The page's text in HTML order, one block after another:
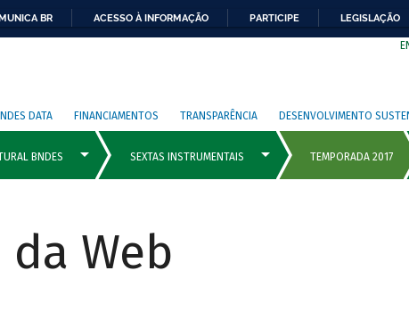
BR ACESSO À INFORMAÇÃO PARTICIPE LEGISLAÇÃO
DATA FINANCIAMENTOS TRANSPARÊNCIA DESENVOLVIMENTO
Web